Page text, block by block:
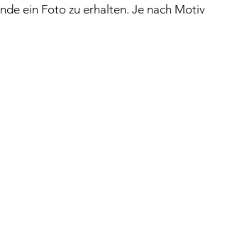
ein Foto zu erhalten. Je nach Motiv